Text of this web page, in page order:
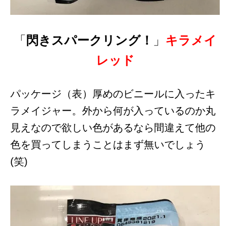
「 閃きスパークリング！ 」 キラメイ
レッド
パッケージ（表）厚めのビニールに入ったキ
ラメイジャー。外から何が入っているのか丸
見えなので欲しい色があるなら間違えて他の
色を買ってしまうことはまず無いでしょう
(笑)